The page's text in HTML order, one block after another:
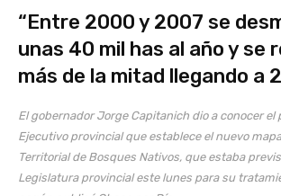
“Entre 2000 y 2007 se
unas 40 mil has al año y se
más de la mitad llegando a
El gobernador Jorge Capitanich dio a conocer el
Ejecutivo provincial que establece el nuevo
Territorial de Bosques Nativos, que estaba
Legislatura provincial este lunes para su